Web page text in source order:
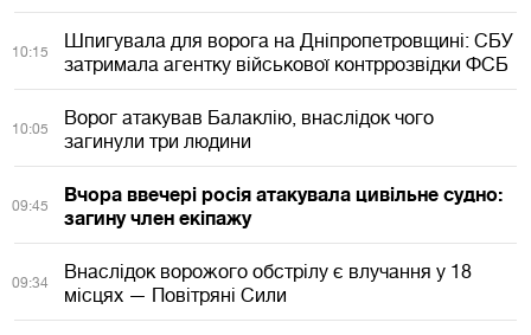
Шпигувала для ворога на Дніпропетровщині: СБУ
затримала агентку військової контррозвідки ФСБ
10:15
Ворог атакував Балаклію, внаслідок чого
загинули три людини
10:05
Вчора ввечері росія атакувала цивільне судно:
загину член екіпажу
09:45
Внаслідок ворожого обстрілу є влучання у 18
місцях — Повітряні Сили
09:34